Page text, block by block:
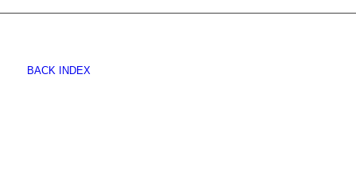
BACK INDEX